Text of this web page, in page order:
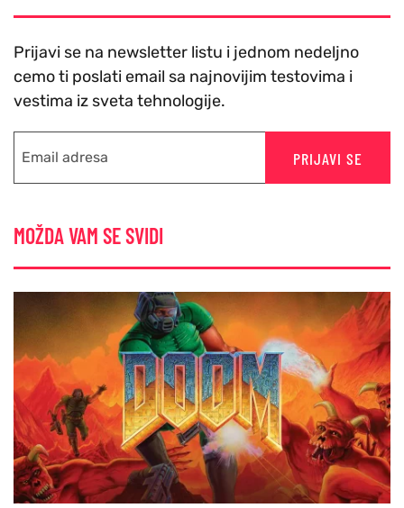
Prijavi se na newsletter listu i jednom nedeljno
cemo ti poslati email sa najnovijim testovima i
vestima iz sveta tehnologije.
PRIJAVI SE
MOŽDA VAM SE SVIDI